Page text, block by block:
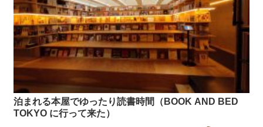
泊まれる本屋でゆったり読書時間（BOOK AND BED
TOKYO に行って来た）